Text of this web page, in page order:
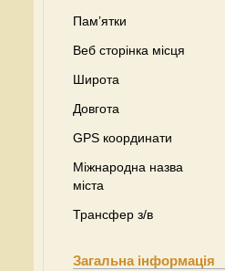
Пам’ятки
Веб сторінка місця
Широта
Довгота
GPS координати
Міжнародна назва
міста
Трансфер з/в
Загальна інформація